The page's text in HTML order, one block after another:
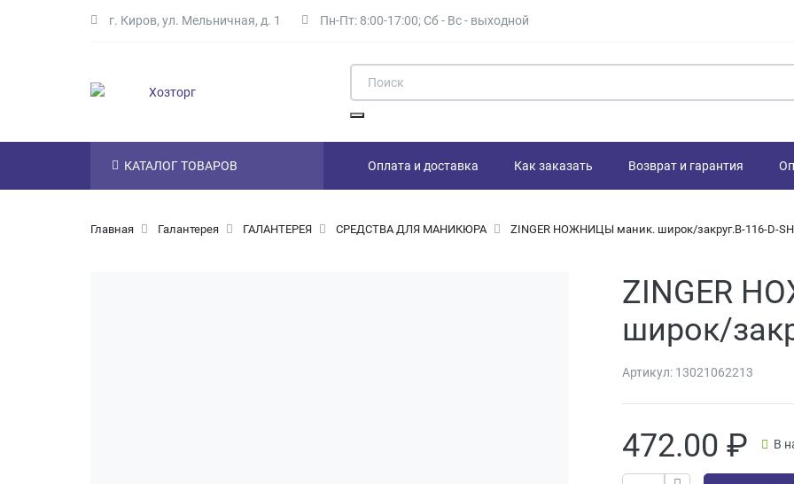
Skip to main content
г. Киров, ул. Мельничная, д. 1 Пн-Пт: 8:00-17:00; Сб - Вс - выходной
НавигацияКАТАЛОГ ТОВАРОВ Оплата и доставка Как заказать Возврат и гарантия
Главная Галантерея ГАЛАНТЕРЕЯ СРЕДСТВА ДЛЯ МАНИКЮРА ZINGER НОЖНИЦЫ маник. широк/закруг.В-116-D-
ZINGER
широк/
Артикул: 13021062213
472.00 ₽ В